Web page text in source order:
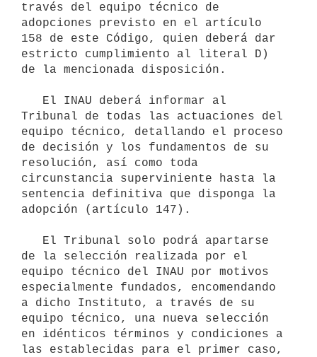
través del equipo técnico de
adopciones previsto en el artículo
158 de este Código, quien deberá dar
estricto cumplimiento al literal D)
de la mencionada disposición.
Tribunal de todas las actuaciones del
equipo técnico, detallando el proceso
de decisión y los fundamentos de su
resolución, así como toda
circunstancia superviniente hasta la
sentencia definitiva que disponga la
adopción (artículo 147).
de la selección realizada por el
equipo técnico del INAU por motivos
especialmente fundados, encomendando
a dicho Instituto, a través de su
equipo técnico, una nueva selección
en idénticos términos y condiciones a
las establecidas para el primer caso,